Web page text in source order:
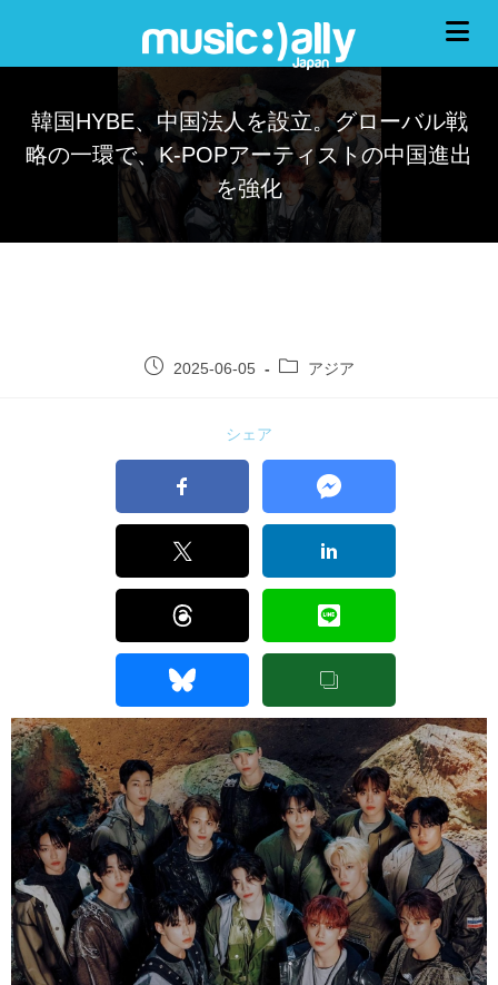
韓国HYBE、中国法人を設立。グローバル戦
略の一環で、K-POPアーティストの中国進出
を強化
2025-06-05 アジア
シェア